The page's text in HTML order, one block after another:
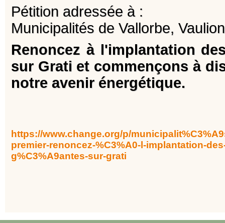
Pétition adressée à :
Municipalités de Vallorbe,
Renoncez à l'implantation
sur Grati et commençons à
notre avenir énergétique.
https://www.change.org/p/
premier-renoncez-%C3%A0-l-implantation-
g%C3%A9antes-sur-grati